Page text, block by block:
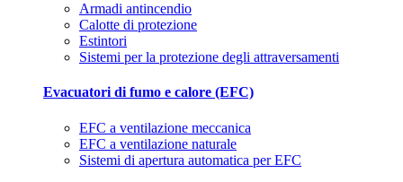
Armadi antincendio
Calotte di protezione
Estintori
Sistemi per la protezione degli attraversamenti
Evacuatori di fumo e calore (EFC)
EFC a ventilazione meccanica
EFC a ventilazione naturale
Sistemi di apertura automatica per EFC